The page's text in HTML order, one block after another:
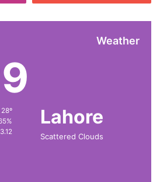
Weather
Lahore
Scattered Clouds
3.12 km/h